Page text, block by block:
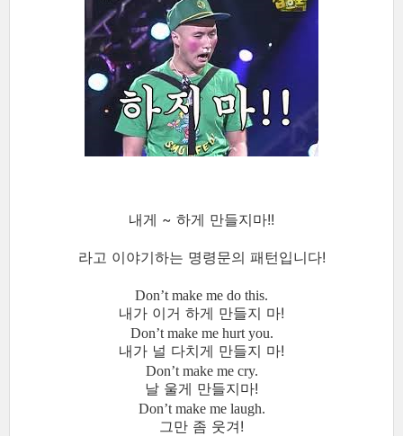
내게 ~ 하게 만들지마!!
라고 이야기하는 명령문의 패턴입니다!
Don’t make me do this.
내가 이거 하게 만들지 마!
Don’t make me hurt you.
내가 널 다치게 만들지 마!
Don’t make me cry.
날 울게 만들지마!
Don’t make me laugh.
그만 좀 웃겨!